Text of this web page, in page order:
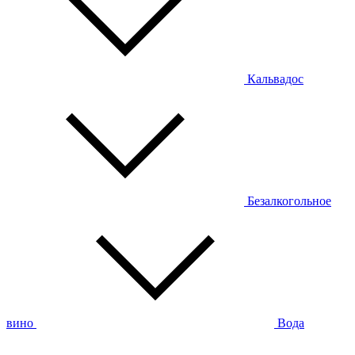
Кальвадос
Безалкогольное
вино Вода